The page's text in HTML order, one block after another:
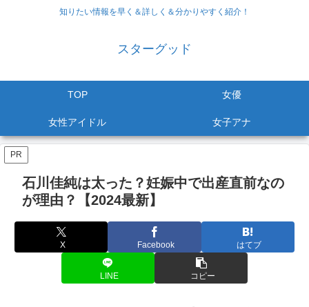
知りたい情報を早く＆詳しく＆分かりやすく紹介！
スターグッド
TOP 女優
女性アイドル 女子アナ
PR
石川佳純は太った？妊娠中で出産直前なの
が理由？【2024最新】
X Facebook はてブ
LINE コピー